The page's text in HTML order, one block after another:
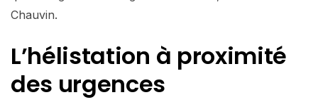
Chauvin.
L’hélistation à proximité
des urgences